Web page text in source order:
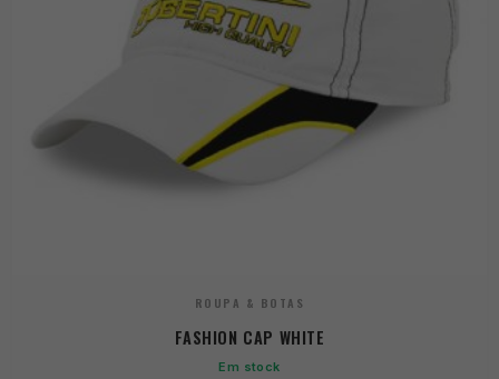
ROUPA & BOTAS
FASHION CAP WHITE
Em stock